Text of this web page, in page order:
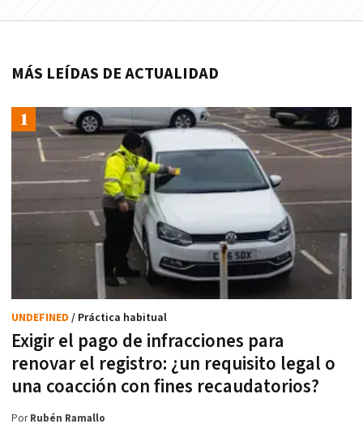
MÁS LEÍDAS DE ACTUALIDAD
Exigir el pago de infracciones para
renovar el registro: ¿un requisito legal o
una coacción con fines recaudatorios?
UNDEFINED / Práctica habitual
PorRubén Ramallo